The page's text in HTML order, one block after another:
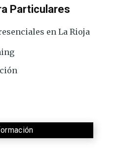
Particulares
en La Rioja